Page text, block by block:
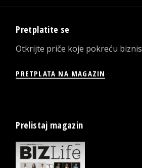
Pretplatite se
Otkrijte priče koje pokreću biznis
PRETPLATA NA MAGAZIN
Prelistaj magazin